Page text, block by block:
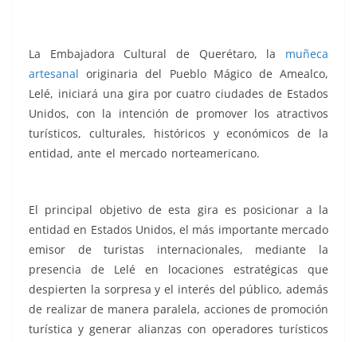
La Embajadora Cultural de Querétaro, la muñeca
artesanal originaria del Pueblo Mágico de Amealco,
Lelé, iniciará una gira por cuatro ciudades de Estados
Unidos, con la intención de promover los atractivos
turísticos, culturales, históricos y económicos de la
entidad, ante el mercado norteamericano.
El principal objetivo de esta gira es posicionar a la
entidad en Estados Unidos, el más importante mercado
emisor de turistas internacionales, mediante la
presencia de Lelé en locaciones estratégicas que
despierten la sorpresa y el interés del público, además
de realizar de manera paralela, acciones de promoción
turística y generar alianzas con operadores turísticos